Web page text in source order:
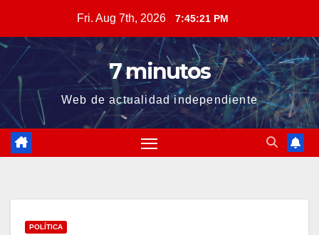
content
Fri. Aug 7th, 2026 7:45:21 PM
7 minutos
Web de actualidad independiente
POLÍTICA